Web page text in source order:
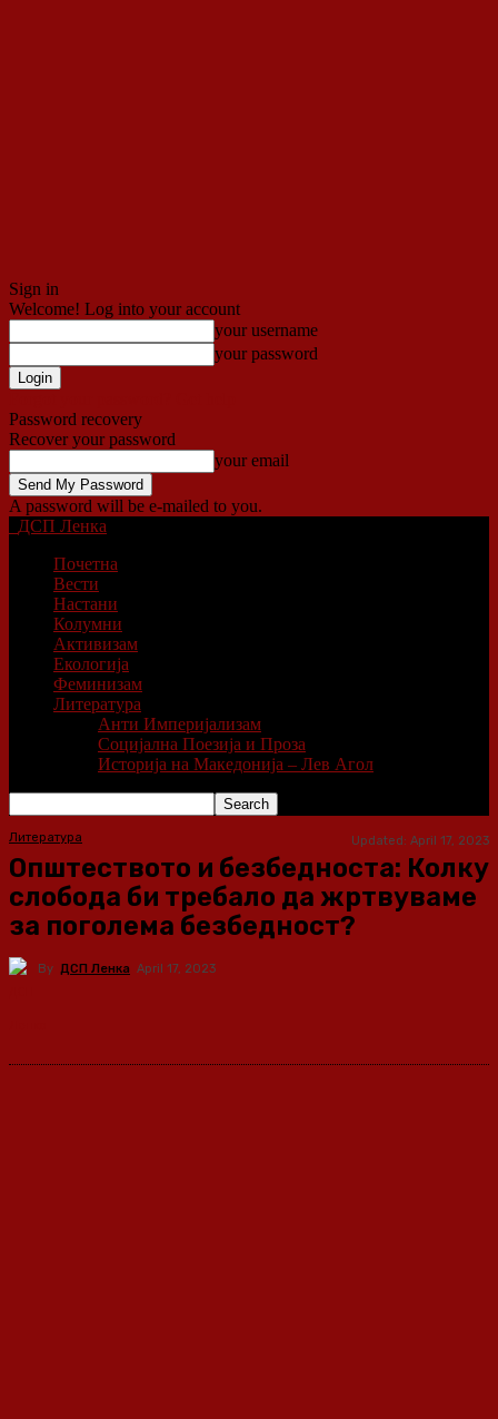
Sign in
Welcome! Log into your account
your username
your password
Password recovery
Recover your password
your email
A password will be e-mailed to you.
ДСП Ленка
Почетна
Вести
Настани
Колумни
Активизам
Екологија
Феминизам
Литература
Анти Империјализам
Социјална Поезија и Проза
Историја на Македонија – Лев Агол
Литература Updated: April 17, 2023
Општеството и безбедноста: Колку
слобода би требало да жртвуваме
за поголема безбедност?
By ДСП Ленка April 17, 2023